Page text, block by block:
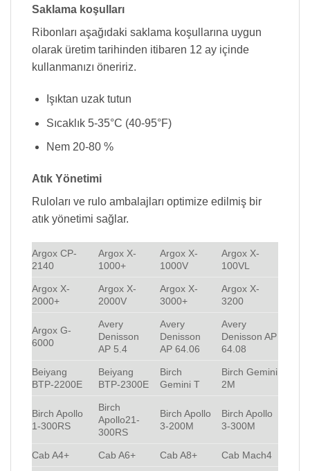
Saklama koşulları
Ribonları aşağıdaki saklama koşullarına uygun
olarak üretim tarihinden itibaren 12 ay içinde
kullanmanızı öneririz.
Işıktan uzak tutun
Sıcaklık 5-35°C (40-95°F)
Nem 20-80 %
Atık Yönetimi
Ruloları ve rulo ambalajları optimize edilmiş bir
atık yönetimi sağlar.
Argox CP-
2140
Argox X-
1000+
Argox X-
1000V
Argox X-
100VL
Argox X-
2000+
Argox X-
2000V
Argox X-
3000+
Argox X-
3200
Argox G-
6000
Avery
Denisson
AP 5.4
Avery
Denisson
AP 64.06
Avery
Denisson AP
64.08
Beiyang
BTP-2200E
Beiyang
BTP-2300E
Birch
Gemini T
Birch Gemini
2M
Birch Apollo
1-300RS
Birch
Apollo21-
300RS
Birch Apollo
3-200M
Birch Apollo
3-300M
Cab A4+ Cab A6+ Cab A8+ Cab Mach4